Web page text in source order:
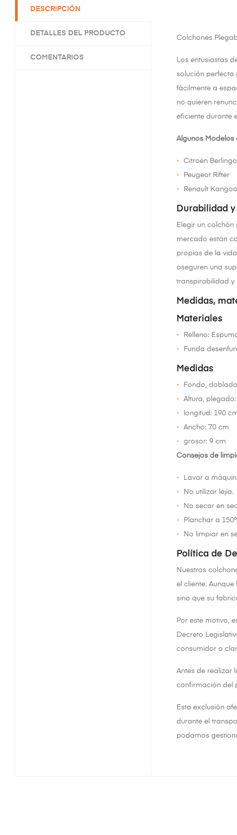
DESCRIPCIÓN
DETALLES DEL PRODUCTO
COMENTARIOS
Colchones
Los entusiastas
solución perfecta
fácilmente a
no quieren
eficiente durante
Algunos Modelos
Citroën
Peugeot Rifter
Renault Kangoo
Durabilidad
Elegir un
mercado están
propias de la
aseguren una
transpirabilidad y
Medidas,
Materiales
Relleno:
Funda
Medidas
Fondo,
Altura,
longitud: 190
Ancho: 70 cm
grosor: 9 cm
Consejos de
Lavar a
No utilizar lejía.
No secar en
Planchar a
No limpiar en
Política de
Nuestros
el cliente.
sino que su
Por este motivo,
Decreto
consumidor o
Antes de realizar
confirmación del
Esta exclusión
durante el
podamos